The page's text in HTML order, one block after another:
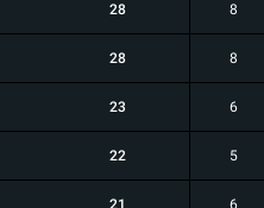
28 8
28 8
23 6
22 5
21 6